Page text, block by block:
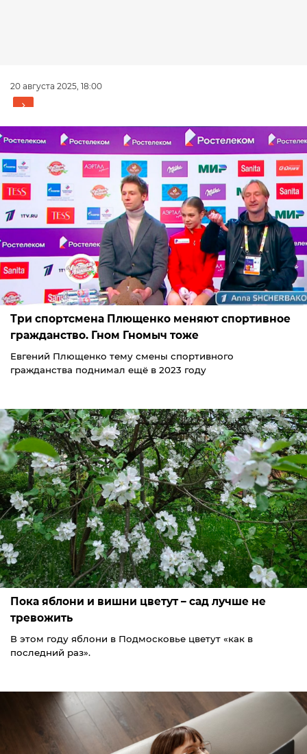
20 августа 2025, 18:00
Три спортсмена Плющенко меняют спортивное
гражданство. Гном Гномыч тоже
Евгений Плющенко тему смены спортивного
гражданства поднимал ещё в 2023 году
Пока яблони и вишни цветут – сад лучше не
тревожить
В этом году яблони в Подмосковье цветут «как в
последний раз».